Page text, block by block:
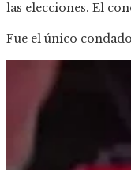
las elecciones. El
Fue el único